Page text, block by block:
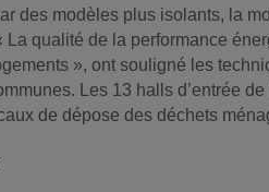
des modèles plus isolants, la
qualité de la performance
», ont souligné les
Les 13 halls d’entrée
de dépose des déchets